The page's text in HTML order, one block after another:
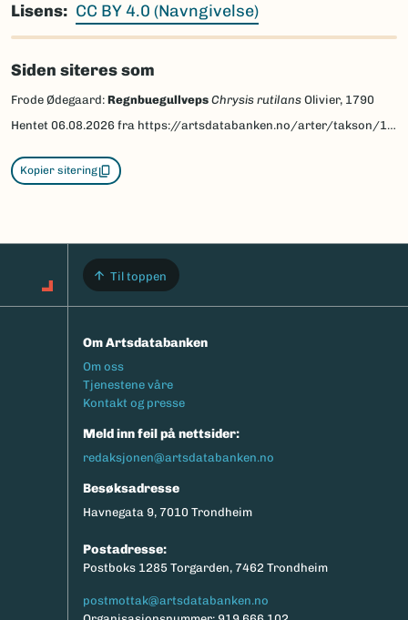
Lisens
CC BY 4.0 (Navngivelse)
Siden siteres som
Frode Ødegaard: Regnbuegullveps Chrysis rutilans Olivier, 1790
Hentet 06.08.2026 fra https://artsdatabanken.no/arter/takson/141060/beskrivelse
Kopier sitering
Til toppen
Om Artsdatabanken
Footermeny
Om oss
Tjenestene våre
Kontakt og presse
Meld inn feil på nettsider:
redaksjonen@artsdatabanken.no
Besøksadresse
Havnegata 9, 7010 Trondheim
Postadresse:
Postboks 1285 Torgarden, 7462 Trondheim
postmottak@artsdatabanken.no